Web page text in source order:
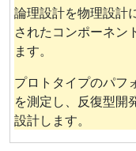
論理設計を物理設計
されたコンポーネン
ます。
プロトタイプのパフ
を測定し、反復型開
設計します。